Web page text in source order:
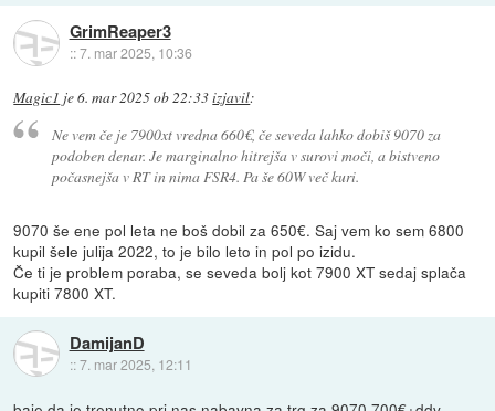
GrimReaper3
::7. mar 2025, 10:36
Magic1 je6. mar 2025 ob 22:33izjavil:
Ne vem če je 7900xt vredna 660€, če seveda lahko dobiš 9070 za
podoben denar. Je marginalno hitrejša v surovi moči, a bistveno
počasnejša v RT in nima FSR4. Pa še 60W več kuri.
9070 še ene pol leta ne boš dobil za 650€. Saj vem ko sem 6800
kupil šele julija 2022, to je bilo leto in pol po izidu.
Če ti je problem poraba, se seveda bolj kot 7900 XT sedaj splača
kupiti 7800 XT.
DamijanD
::7. mar 2025, 12:11